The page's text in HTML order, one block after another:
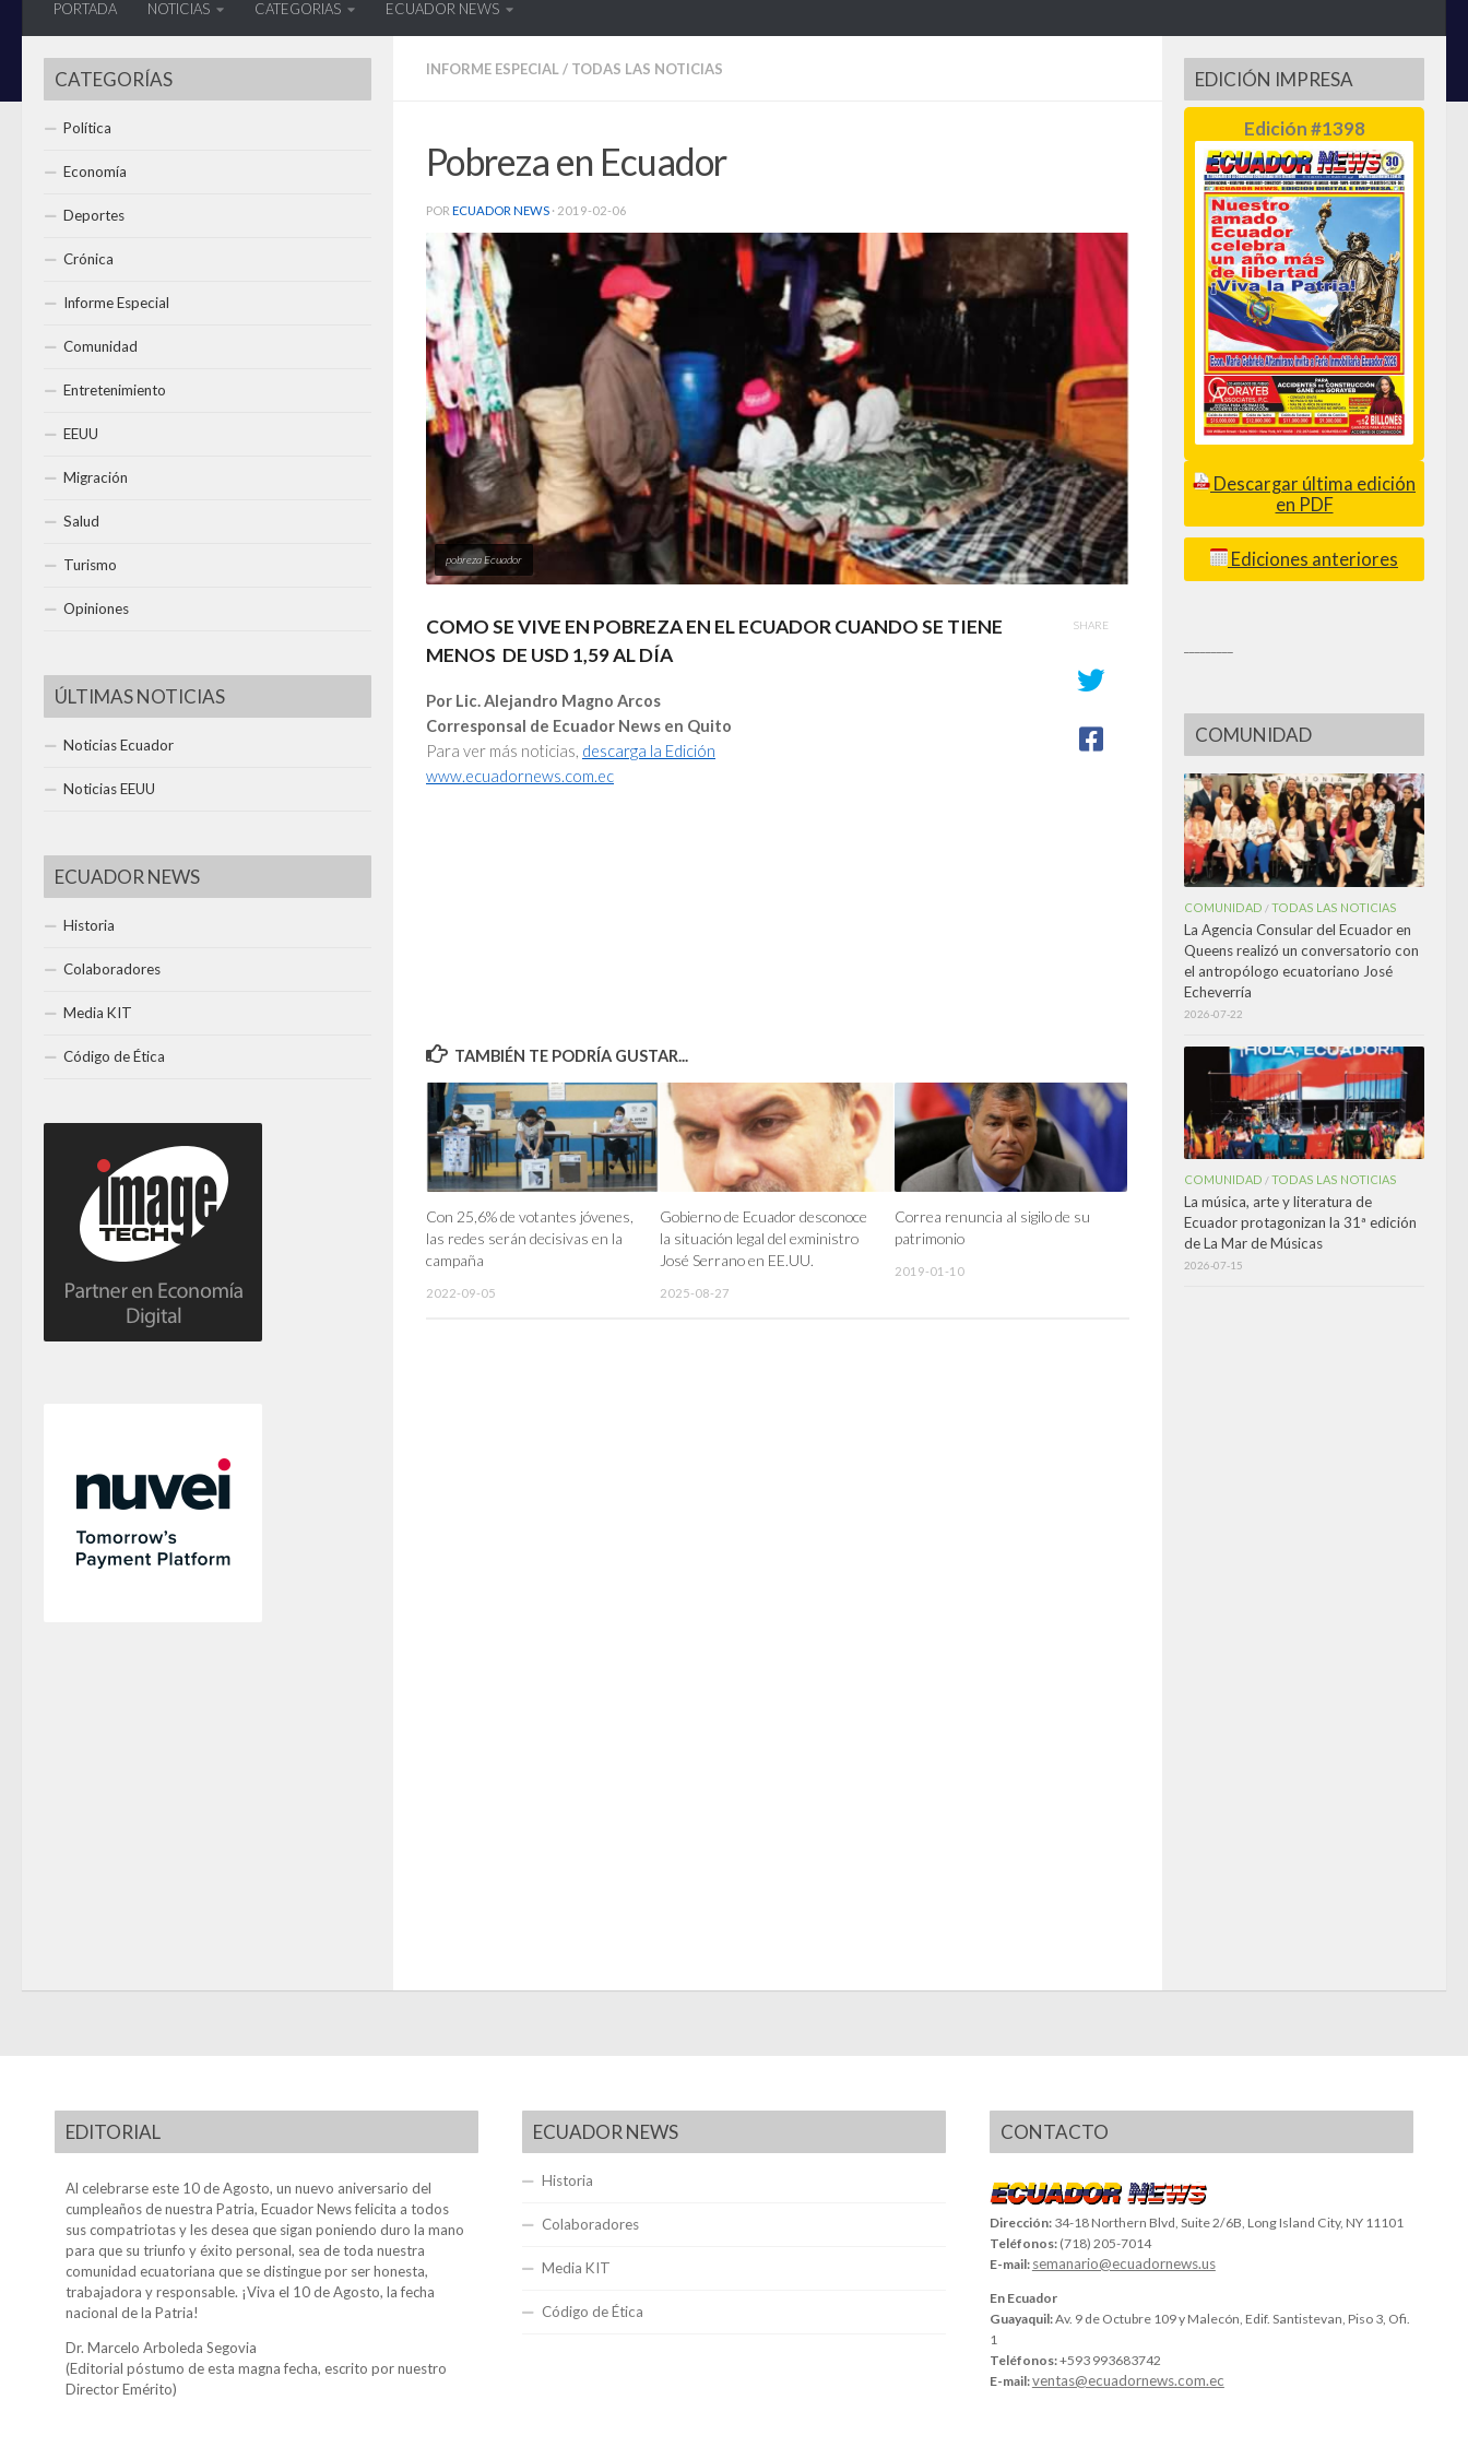
PORTADA NOTICIAS CATEGORIAS ECUADOR NEWS
INFORME ESPECIAL / TODAS LAS NOTICIAS
Pobreza en Ecuador
POR ECUADOR NEWS · 2019-02-06
pobreza Ecuador
COMO SE VIVE EN POBREZA EN EL ECUADOR CUANDO SE TIENE
MENOS DE USD 1,59 AL DÍA
Por Lic. Alejandro Magno Arcos
Corresponsal de Ecuador News en Quito
Para ver más noticias, descarga la Edición
www.ecuadornews.com.ec
SHARE
TAMBIÉN TE PODRÍA GUSTAR...
Con 25,6% de votantes jóvenes,
las redes serán decisivas en la
campaña
2022-09-05
Gobierno de Ecuador desconoce
la situación legal del exministro
José Serrano en EE.UU.
2025-08-27
Correa renuncia al sigilo de su
patrimonio
2019-01-10
CATEGORÍAS
Política
Economía
Deportes
Crónica
Informe Especial
Comunidad
Entretenimiento
EEUU
Migración
Salud
Turismo
Opiniones
ÚLTIMAS NOTICIAS
Noticias Ecuador
Noticias EEUU
ECUADOR NEWS
Historia
Colaboradores
Media KIT
Código de Ética
EDICIÓN IMPRESA
Edición #1398
Descargar última edición
en PDF
Ediciones anteriores
COMUNIDAD
COMUNIDAD /TODAS LAS NOTICIAS
La Agencia Consular del Ecuador en
Queens realizó un conversatorio con
el antropólogo ecuatoriano José
Echeverría
2026-07-22
COMUNIDAD /TODAS LAS NOTICIAS
La música, arte y literatura de
Ecuador protagonizan la 31ª edición
de La Mar de Músicas
2026-07-15
EDITORIAL
Al celebrarse este 10 de Agosto, un nuevo aniversario del
cumpleaños de nuestra Patria, Ecuador News felicita a todos
sus compatriotas y les desea que sigan poniendo duro la mano
para que su triunfo y éxito personal, sea de toda nuestra
comunidad ecuatoriana que se distingue por ser honesta,
trabajadora y responsable. ¡Viva el 10 de Agosto, la fecha
nacional de la Patria!
Dr. Marcelo Arboleda Segovia
(Editorial póstumo de esta magna fecha, escrito por nuestro
Director Emérito)
ECUADOR NEWS
Historia
Colaboradores
Media KIT
Código de Ética
CONTACTO
Dirección: 34-18 Northern Blvd, Suite 2/6B, Long Island City, NY 11101
Teléfonos: (718) 205-7014
E-mail: semanario@ecuadornews.us
En Ecuador
Guayaquil:Av. 9 de Octubre 109 y Malecón, Edif. Santistevan, Piso 3, Ofi.
1
Teléfonos:+593 993683742
E-mail:ventas@ecuadornews.com.ec